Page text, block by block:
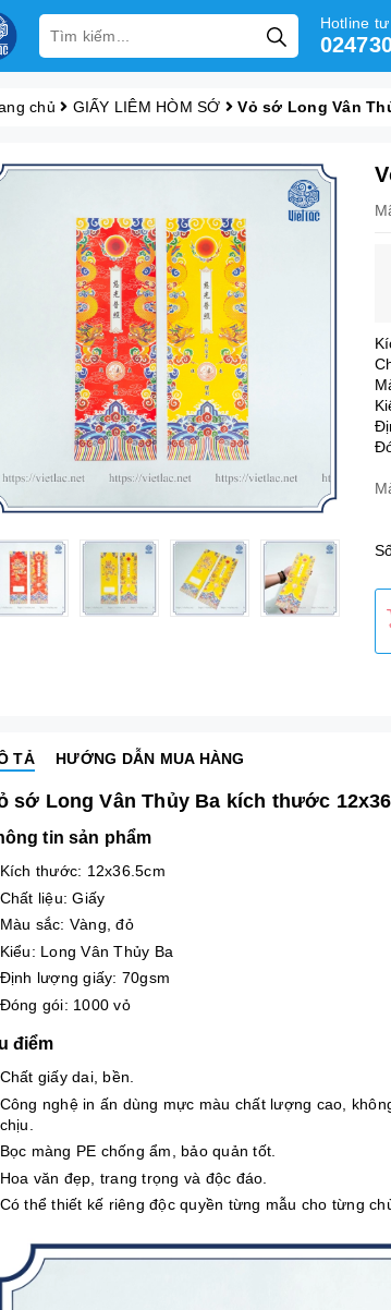
Hotline
chủ GIẤY LIÊM HÒM SỚ Vỏ sớ Long Vân
TẢ HƯỚNG DẪN MUA HÀNG
sớ Long Vân Thủy Ba kích thước
tin sản phẩm
Kích thước: 12x36.5cm
Chất liệu: Giấy
Màu sắc: Vàng, đỏ
Kiểu: Long Vân Thủy Ba
Định lượng giấy: 70gsm
Đóng gói: 1000 vỏ
điểm
Chất giấy dai, bền.
Công nghệ in ấn dùng mực màu chất lượng cao,
chịu.
Bọc màng PE chống ẩm, bảo quản tốt.
Hoa văn đẹp, trang trọng và độc đáo.
Có thể thiết kế riêng độc quyền từng mẫu cho từng